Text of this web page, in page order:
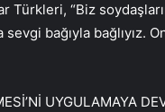
Türkleri, “Biz
bağıyla bağlıyız.
UYGULAMAYA